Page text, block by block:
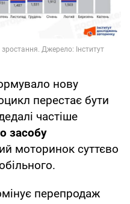
нову
перестає бути
частіше
засобу
моторинок суттєво
перепродаж